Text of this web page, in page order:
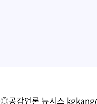
◎공감언론 뉴시스